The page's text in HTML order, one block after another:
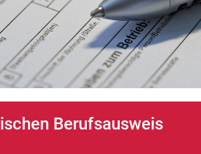
Berufsausweis